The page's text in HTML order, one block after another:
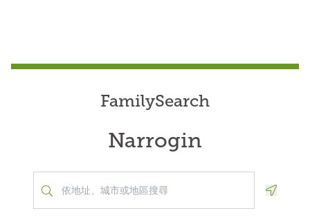
FamilySearch
Narrogin